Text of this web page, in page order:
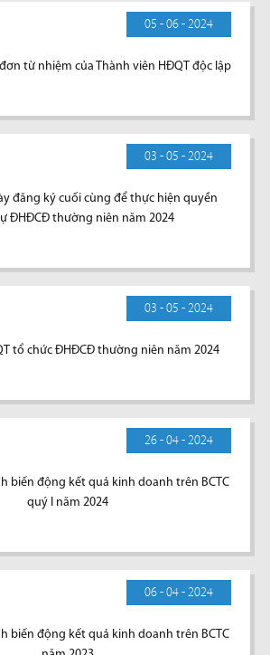
05 - 06 - 2024
từ nhiệm của Thành viên HĐQT độc lập
03 - 05 - 2024
đăng ký cuối cùng để thực hiện quyền
ĐHĐCĐ thường niên năm 2024
03 - 05 - 2024
tổ chức ĐHĐCĐ thường niên năm 2024
26 - 04 - 2024
biến động kết quả kinh doanh trên BCTC
quý I năm 2024
06 - 04 - 2024
biến động kết quả kinh doanh trên BCTC